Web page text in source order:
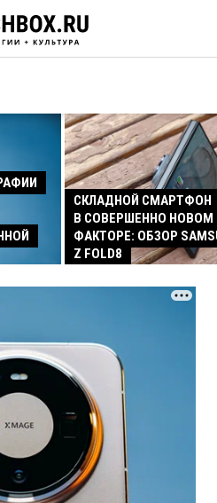
СКЛАДНОЙ СМАРТФОН
В СОВЕРШЕННО
ФАКТОРЕ: ОБЗОР
Z FOLD8